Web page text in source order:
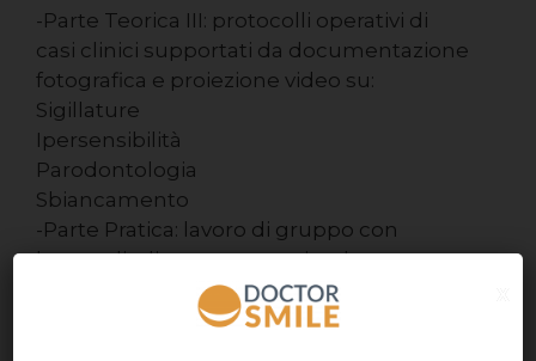
-Parte Teorica III: protocolli operativi di
casi clinici supportati da documentazione
fotografica e proiezione video su:
Sigillature
Ipersensibilità
Parodontologia
Sbiancamento
-Parte Pratica: lavoro di gruppo con
laser a diodi su tessuto animale,
mandibole animali e denti estratti
Seconda giornata